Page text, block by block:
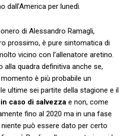
dall’America per lunedì.
di Alessandro Ramagli,
prossimo, è pure sintomatica di
vicino con l’allenatore aretino.
alla quadra definitiva anche se,
momento è più probabile un
ultime sei partite della stagione e il
in caso di salvezza e non, come
fino al 2020 ma in una fase
può essere dato per certo